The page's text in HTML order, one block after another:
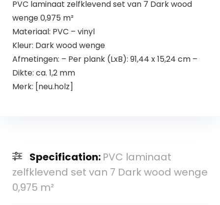
PVC laminaat zelfklevend set van 7 Dark wood
wenge 0,975 m²
Materiaal: PVC – vinyl
Kleur: Dark wood wenge
Afmetingen: – Per plank (LxB): 91,44 x 15,24 cm –
Dikte: ca. 1,2 mm
Merk: [neu.holz]
Specification: PVC laminaat
zelfklevend set van 7 Dark wood wenge
0,975 m²